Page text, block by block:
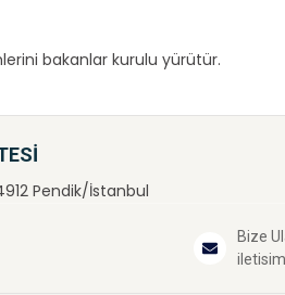
bakanlar kurulu yürütür.
Pendik/İstanbul
Bize